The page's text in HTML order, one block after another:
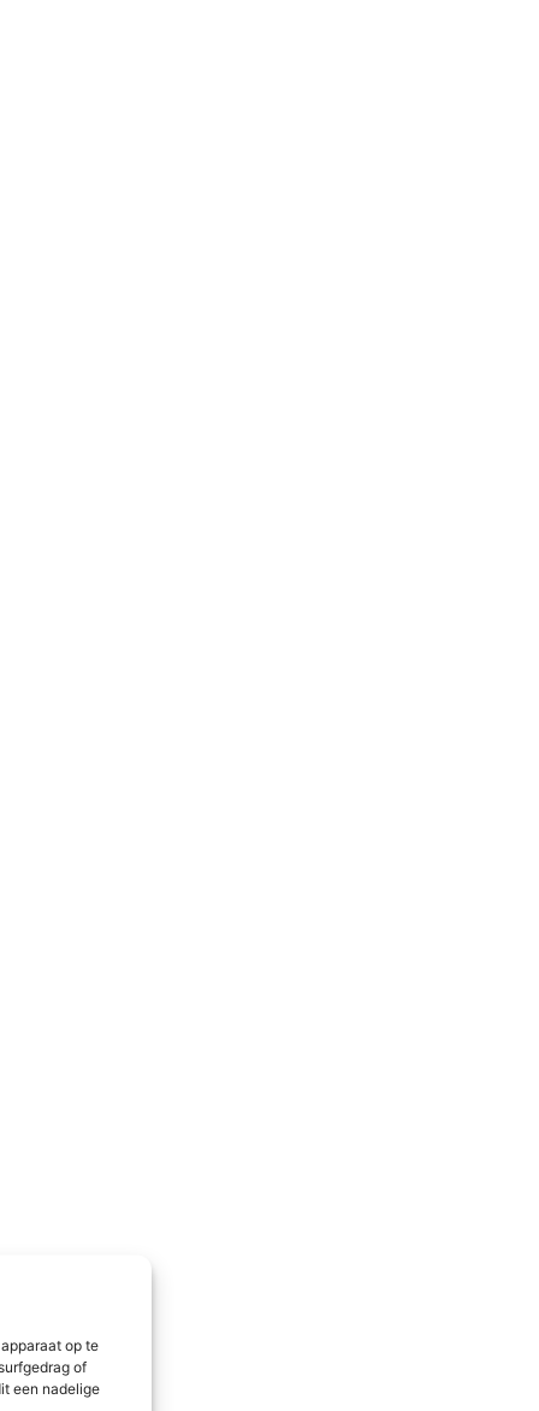
op te
of
een nadelige